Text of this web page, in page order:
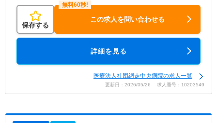
保存する
この求人を問い合わせる
詳細を見る
医療法人社団網走中央病院の求人一覧
更新日：2026/05/26 求人番号：10203549